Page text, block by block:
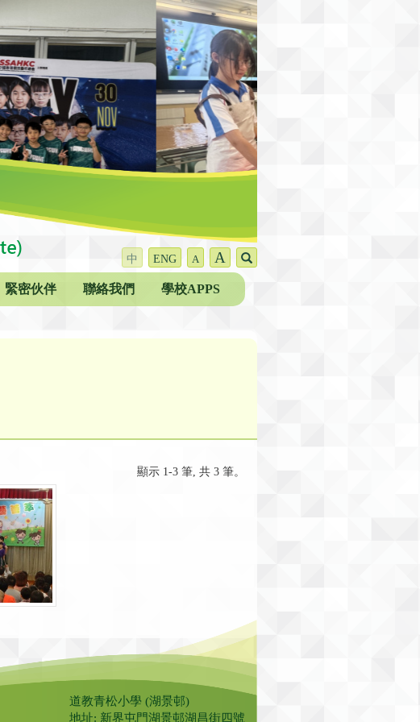
中 ENG A A
緊密伙伴 聯絡我們 學校APPS
顯示 1-3 筆, 共 3 筆。
道教青松小學 (湖景邨)
地址: 新界屯門湖景邨湖昌街四號